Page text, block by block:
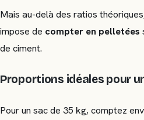
Mais au-delà des ratios
impose de compter en pelletées
de ciment.
Proportions idéales pour
Pour un sac de 35 kg, comptez